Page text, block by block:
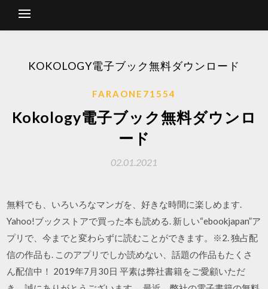
KOKOLOGY電子ブック無料ダウンロード
FARAONE71554
Kokology電子ブック無料ダウンロ
ード
02.01.2021
無料でも、いろいろなマンガを、好きな時間に楽しめます.
Yahoo!ブックストアで買った本も読める. 新しい“ebookjapan”ア
プリで、今までと変わらずに読むことができます。※2. 独占配
信の作品も. このアプリでしか読めない、話題の作品もたくさ
ん配信中！ 2019年7月30日 平素は弊社書籍をご愛顧いただ